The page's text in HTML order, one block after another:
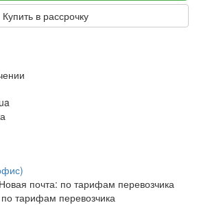
Купить в рассрочку
почта: по тарифам перевозчика
по тарифам перевозчика